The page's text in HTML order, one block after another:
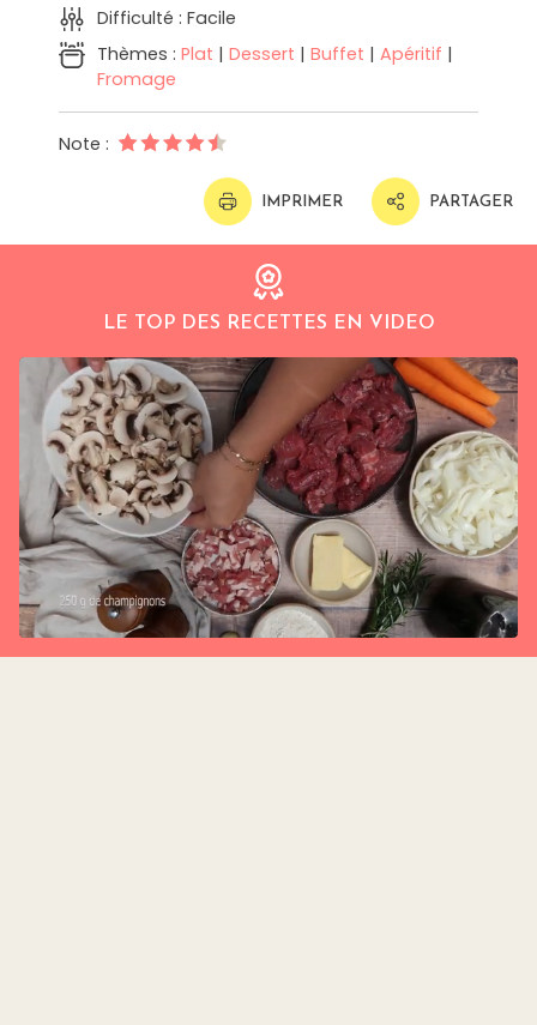
Difficulté : Facile
Thèmes : Plat | Dessert | Buffet | Apéritif |
Fromage
Note :
IMPRIMER PARTAGER
LE TOP DES RECETTES EN VIDEO